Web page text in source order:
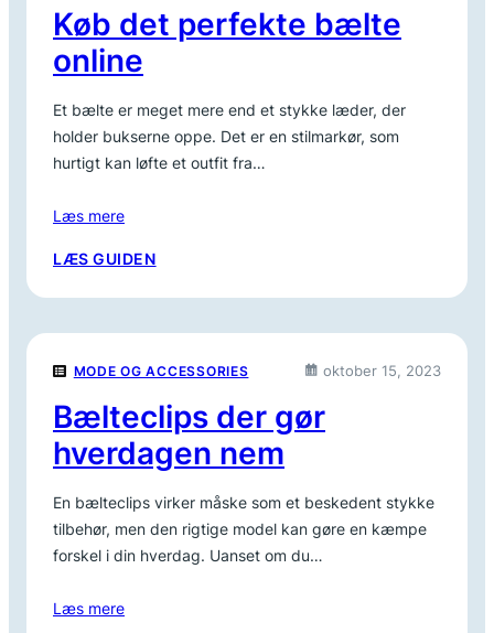
KORTE
GETAWAYS
Køb det perfekte bælte
online
Et bælte er meget mere end et stykke læder, der
holder bukserne oppe. Det er en stilmarkør, som
hurtigt kan løfte et outfit fra…
Læs mere
LÆS GUIDEN:
PERFEKTE
ONLINE
MODE OG ACCESSORIES oktober 15, 2023
Bælteclips der gør
hverdagen nem
En bælteclips virker måske som et beskedent stykke
tilbehør, men den rigtige model kan gøre en kæmpe
forskel i din hverdag. Uanset om du…
Læs mere